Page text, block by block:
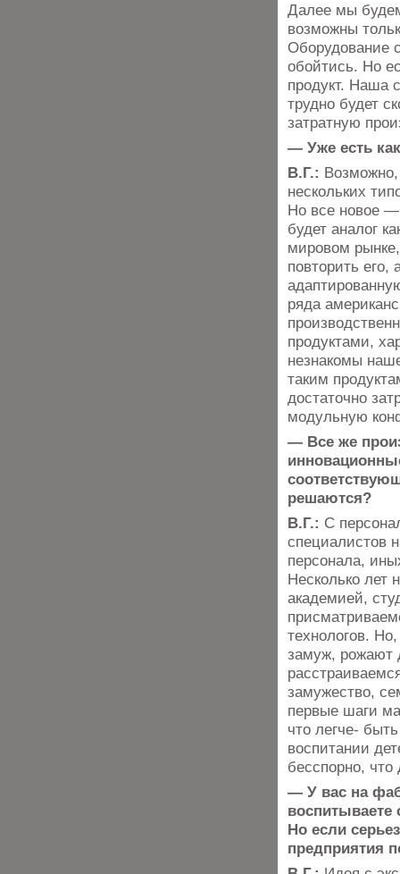
Далее мы
возможны
Оборудование
обойтись. Но
продукт. Наша
трудно будет
затратную
— Уже есть
В.Г.: Возможно,
нескольких
Но все новое —
будет аналог
мировом
повторить
ряда
продуктами,
незнакомы
таким
достаточно
модульную
— Все же
решаются?
В.Г.: С
специалистов
персонала,
Несколько лет
академией,
технологов.
замуж, рожают
замужество,
первые шаги
что легче-
воспитании
бесспорно, что
— У вас на
воспитываете
Но если
предприятия